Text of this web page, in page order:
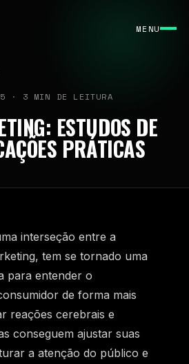
MENU
· 3 MIN DE LEITURA
ESTUDOS DE
PRÁTICAS
interseção entre a
tem se tornado uma
para entender o
de forma mais
reações cerebrais e
conseguem ajustar suas
a atenção do público e